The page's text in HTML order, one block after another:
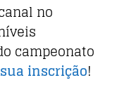
no
campeonato
inscrição!